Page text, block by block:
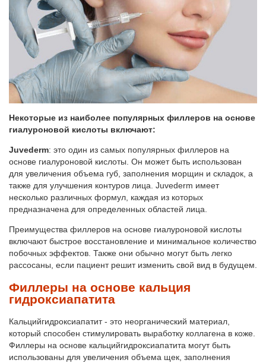
Некоторые из наиболее популярных филлеров на основе
гиалуроновой кислоты включают:
Juvederm: это один из самых популярных филлеров на
основе гиалуроновой кислоты. Он может быть использован
для увеличения объема губ, заполнения морщин и складок, а
также для улучшения контуров лица. Juvederm имеет
несколько различных формул, каждая из которых
предназначена для определенных областей лица.
Преимущества филлеров на основе гиалуроновой кислоты
включают быстрое восстановление и минимальное количество
побочных эффектов. Также они обычно могут быть легко
рассосаны, если пациент решит изменить свой вид в будущем.
Филлеры на основе кальция
гидроксиапатита
Кальцийгидроксиапатит - это неорганический материал,
который способен стимулировать выработку коллагена в коже.
Филлеры на основе кальцийгидроксиапатита могут быть
использованы для увеличения объема щек, заполнения